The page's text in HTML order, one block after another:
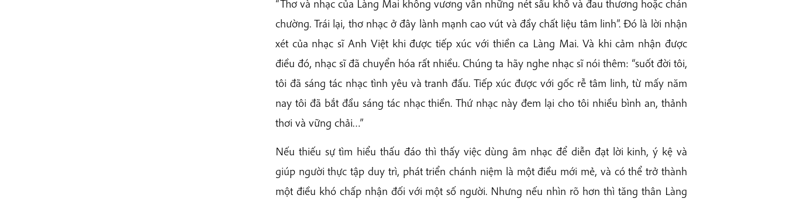
“Thơ và nhạc của Làng Mai không vương vấn những nét sầu khổ và đau thương hoặc chán
chường. Trái lại, thơ nhạc ở đây lành mạnh cao vút và đầy chất liệu tâm linh”. Đó là lời nhận
xét của nhạc sĩ Anh Việt khi được tiếp xúc với thiền ca Làng Mai. Và khi cảm nhận được
điều đó, nhạc sĩ đã chuyển hóa rất nhiều. Chúng ta hãy nghe nhạc sĩ nói thêm: “suốt đời tôi,
tôi đã sáng tác nhạc tình yêu và tranh đấu. Tiếp xúc được với gốc rễ tâm linh, từ mấy năm
nay tôi đã bắt đầu sáng tác nhạc thiền. Thứ nhạc này đem lại cho tôi nhiều bình an, thảnh
thơi và vững chải…”
Nếu thiếu sự tìm hiểu thấu đáo thì thấy việc dùng âm nhạc để diễn đạt lời kinh, ‎ý kệ và
giúp người thực tập duy trì, phát triển chánh niệm là một điều mới mẻ, và có thể trở thành
một điều khó chấp nhận đối với một số người. Nhưng nếu nhìn rõ hơn thì tăng thân Làng